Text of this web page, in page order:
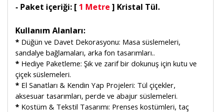
- Paket içeriği: [ 1 Metre ] Kristal Tül.
Kullanım Alanları:
* Düğün ve Davet Dekorasyonu: Masa süslemeleri,
sandalye bağlamaları, arka fon tasarımları..
* Hediye Paketleme: Şık ve zarif bir dokunuş için kutu ve
çiçek süslemeleri.
* El Sanatları & Kendin Yap Projeleri: Tül çiçekler,
aksesuar tasarımları, perde ve abajur süslemeleri.
* Kostüm & Tekstil Tasarımı: Prenses kostümleri, taç